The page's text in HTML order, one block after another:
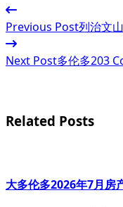
<span
class="nav-
subtitle
reader-
Previous Post列治文
Next Post多伦多203
Related Posts
大多伦多2026年7月房